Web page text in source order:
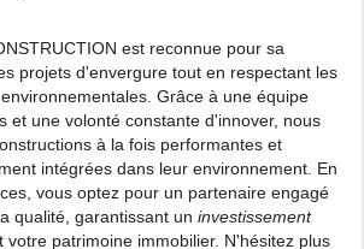
est reconnue pour sa
projets d'envergure tout en respectant les
Grâce à une équipe
et une volonté constante d'innover, nous
à la fois performantes et
intégrées dans leur environnement. En
vous optez pour un partenaire engagé
qualité, garantissant un investissement
votre patrimoine immobilier. N'hésitez plus